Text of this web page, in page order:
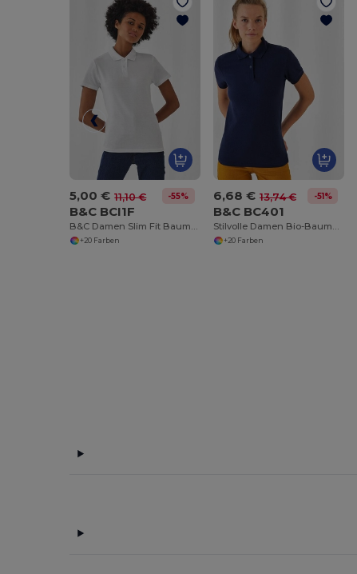
5,00 € 11,10 € -55%
B&C BCI1F
B&C Damen Slim Fit Baumwollpolo
+20 Farben
6,68 € 13,74 € -51%
B&C BC401
Stilvolle Damen Bio-Baumwollpolo
+20 Farben